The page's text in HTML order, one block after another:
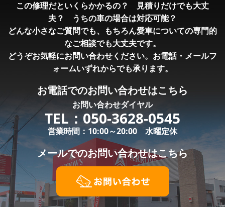
この修理だといくらかかるの？ 見積りだけでも大丈
夫？ うちの車の場合は対応可能？
どんな小さなご質問でも、もちろん愛車についての専門的
なご相談でも大丈夫です。
どうぞお気軽にお問い合わせください。お電話・メールフ
ォームいずれからでも承ります。
お電話でのお問い合わせはこちら
お問い合わせダイヤル
TEL： 050-3628-0545
営業時間：10:00～20:00 水曜定休
メールでのお問い合わせはこちら